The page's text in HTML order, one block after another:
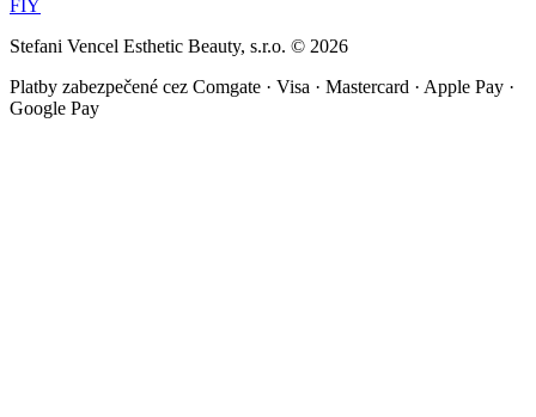
FIY
Stefani Vencel Esthetic Beauty, s.r.o. © 2026
Platby zabezpečené cez Comgate · Visa · Mastercard · Apple Pay ·
Google Pay